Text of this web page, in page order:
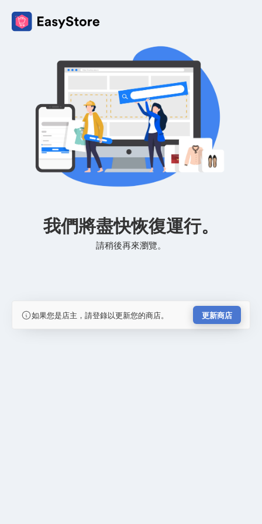
我們將盡快恢復運行。
請稍後再來瀏覽。
如果您是店主，請登錄以更新您的商店。 更新商店